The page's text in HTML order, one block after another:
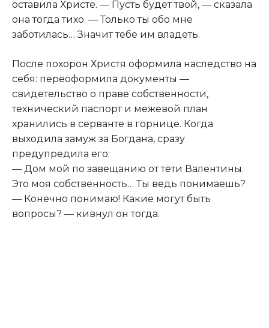
оставила Христе. — Пусть будет твой, — сказала
она тогда тихо. — Только ты обо мне
заботилась… Значит тебе им владеть.
После похорон Христя оформила наследство на
себя: переоформила документы —
свидетельство о праве собственности,
технический паспорт и межевой план
хранились в серванте в горнице. Когда
выходила замуж за Богдана, сразу
предупредила его:
— Дом мой по завещанию от тёти Валентины.
Это моя собственность… Ты ведь понимаешь?
— Конечно понимаю! Какие могут быть
вопросы? — кивнул он тогда.